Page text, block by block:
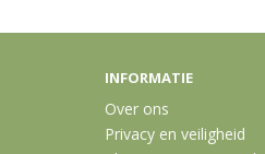
INFORMATIE
Over ons
Privacy en veiligheid